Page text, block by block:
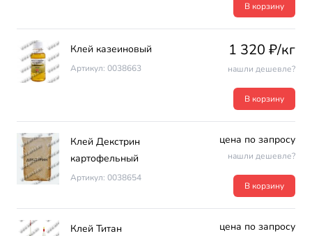
В корзину
Клей казеиновый
Артикул: 0038663
1 320 ₽/кг
нашли дешевле?
В корзину
Клей Декстрин
картофельный
Артикул: 0038654
цена по запросу
нашли дешевле?
В корзину
Клей Титан цена по запросу